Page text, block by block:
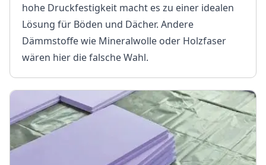
hohe Druckfestigkeit macht es zu einer idealen
Lösung für Böden und Dächer. Andere
Dämmstoffe wie Mineralwolle oder Holzfaser
wären hier die falsche Wahl.